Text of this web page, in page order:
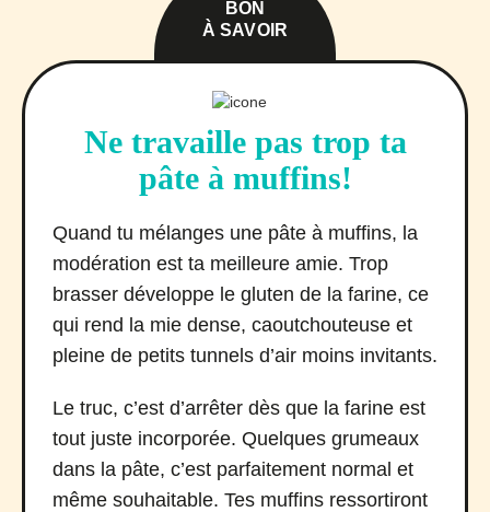
BON
À SAVOIR
Ne travaille pas trop ta
pâte à muffins!
Quand tu mélanges une pâte à muffins, la
modération est ta meilleure amie. Trop
brasser développe le gluten de la farine, ce
qui rend la mie dense, caoutchouteuse et
pleine de petits tunnels d’air moins invitants.
Le truc, c’est d’arrêter dès que la farine est
tout juste incorporée. Quelques grumeaux
dans la pâte, c’est parfaitement normal et
même souhaitable. Tes muffins ressortiront